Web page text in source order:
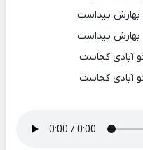
بهارش پیداست
بهارش پیداست
آبادی کجاست
آبادی کجاست